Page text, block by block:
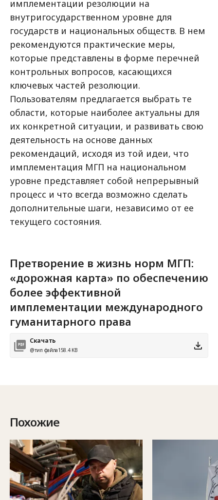
имплементации резолюции на
внутригосударственном уровне для
государств и национальных обществ. В нем
рекомендуются практические меры,
которые представлены в форме перечней
контрольных вопросов, касающихся
ключевых частей резолюции.
Пользователям предлагается выбрать те
области, которые наиболее актуальны для
их конкретной ситуации, и развивать свою
деятельность на основе данных
рекомендаций, исходя из той идеи, что
имплементация МГП на национальном
уровне представляет собой непрерывный
процесс и что всегда возможно сделать
дополнительные шаги, независимо от ее
текущего состояния.
Претворение в жизнь норм МГП:
«дорожная карта» по обеспечению
более эффективной
имплементации международного
гуманитарного права
Скачать
@тип файла158.4 KB
Похожие